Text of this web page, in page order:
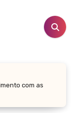
com as